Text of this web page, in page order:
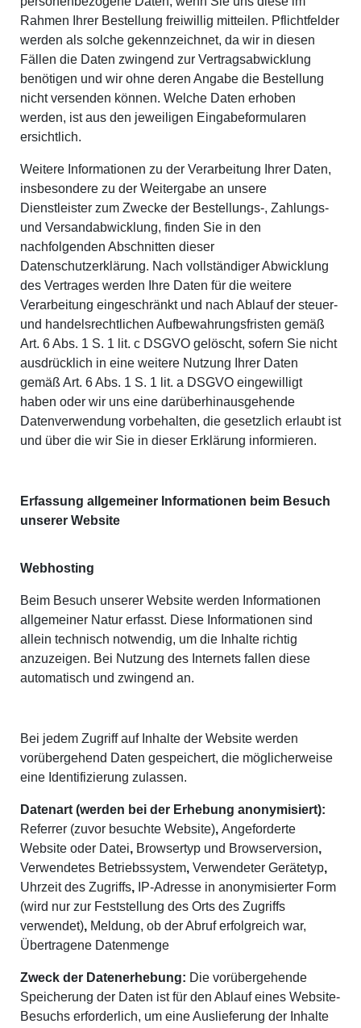
Rahmen Ihrer Bestellung freiwillig mitteilen. Pflichtfelder
werden als solche gekennzeichnet, da wir in diesen
Fällen die Daten zwingend zur Vertragsabwicklung
benötigen und wir ohne deren Angabe die Bestellung
nicht versenden können. Welche Daten erhoben
werden, ist aus den jeweiligen Eingabeformularen
ersichtlich.
Weitere Informationen zu der Verarbeitung Ihrer Daten,
insbesondere zu der Weitergabe an unsere
Dienstleister zum Zwecke der Bestellungs-, Zahlungs-
und Versandabwicklung, finden Sie in den
nachfolgenden Abschnitten dieser
Datenschutzerklärung. Nach vollständiger Abwicklung
des Vertrages werden Ihre Daten für die weitere
Verarbeitung eingeschränkt und nach Ablauf der steuer-
und handelsrechtlichen Aufbewahrungsfristen gemäß
Art. 6 Abs. 1 S. 1 lit. c DSGVO gelöscht, sofern Sie nicht
ausdrücklich in eine weitere Nutzung Ihrer Daten
gemäß Art. 6 Abs. 1 S. 1 lit. a DSGVO eingewilligt
haben oder wir uns eine darüberhinausgehende
Datenverwendung vorbehalten, die gesetzlich erlaubt ist
und über die wir Sie in dieser Erklärung informieren.
Erfassung allgemeiner Informationen beim Besuch
unserer Website
Webhosting
Beim Besuch unserer Website werden Informationen
allgemeiner Natur erfasst. Diese Informationen sind
allein technisch notwendig, um die Inhalte richtig
anzuzeigen. Bei Nutzung des Internets fallen diese
automatisch und zwingend an.
Bei jedem Zugriff auf Inhalte der Website werden
vorübergehend Daten gespeichert, die möglicherweise
eine Identifizierung zulassen.
Datenart (werden bei der Erhebung anonymisiert):
Referrer (zuvor besuchte Website), Angeforderte
Website oder Datei, Browsertyp und Browserversion,
Verwendetes Betriebssystem, Verwendeter Gerätetyp,
Uhrzeit des Zugriffs, IP-Adresse in anonymisierter Form
(wird nur zur Feststellung des Orts des Zugriffs
verwendet), Meldung, ob der Abruf erfolgreich war,
Übertragene Datenmenge
Zweck der Datenerhebung: Die vorübergehende
Speicherung der Daten ist für den Ablauf eines Website-
Besuchs erforderlich, um eine Auslieferung der Inhalte